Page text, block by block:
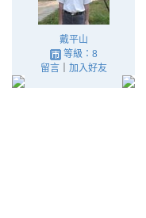
戴平山
等級：8
留言｜ 加入好友